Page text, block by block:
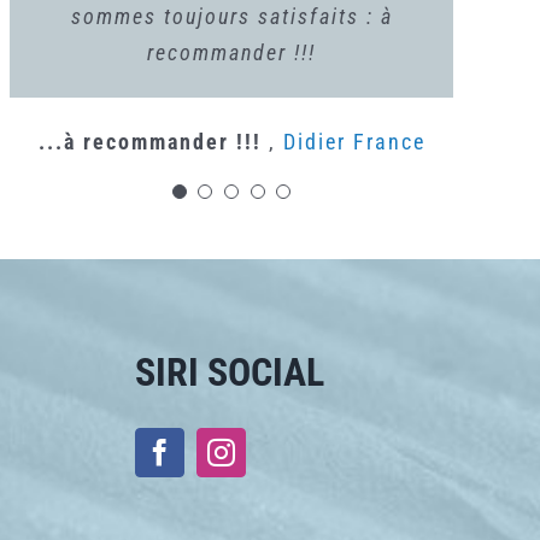
sommes toujours satisfaits : à
recommander !!!
...à recommander !!! , Didier France
SIRI SOCIAL